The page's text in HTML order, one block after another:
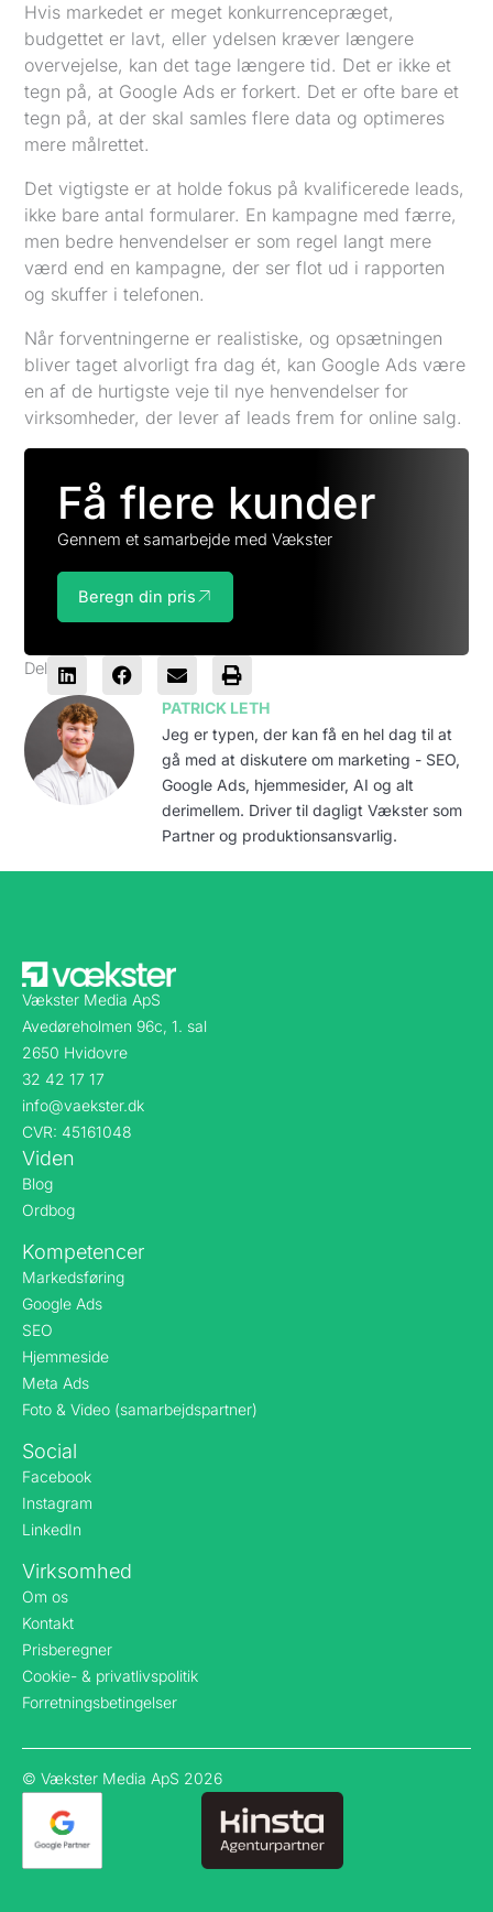
Hvis markedet er meget konkurrencepræget,
budgettet er lavt, eller ydelsen kræver længere
overvejelse, kan det tage længere tid. Det er ikke et
tegn på, at Google Ads er forkert. Det er ofte bare et
tegn på, at der skal samles flere data og optimeres
mere målrettet.
Det vigtigste er at holde fokus på kvalificerede leads,
ikke bare antal formularer. En kampagne med færre,
men bedre henvendelser er som regel langt mere
værd end en kampagne, der ser flot ud i rapporten
og skuffer i telefonen.
Når forventningerne er realistiske, og opsætningen
bliver taget alvorligt fra dag ét, kan Google Ads være
en af de hurtigste veje til nye henvendelser for
virksomheder, der lever af leads frem for online salg.
Få flere kunder
Gennem et samarbejde med Vækster
Beregn din pris
Del
PATRICK LETH
Jeg er typen, der kan få en hel dag til at
gå med at diskutere om marketing - SEO,
Google Ads, hjemmesider, AI og alt
derimellem. Driver til dagligt Vækster som
Partner og produktionsansvarlig.
Vækster Media ApS
Avedøreholmen 96c, 1. sal
2650 Hvidovre
32 42 17 17
info@vaekster.dk
CVR: 45161048
Viden
Blog
Ordbog
Kompetencer
Markedsføring
Google Ads
SEO
Hjemmeside
Meta Ads
Foto & Video (samarbejdspartner)
Social
Facebook
Instagram
LinkedIn
Virksomhed
Om os
Kontakt
Prisberegner
Cookie- & privatlivspolitik
Forretningsbetingelser
© Vækster Media ApS 2026